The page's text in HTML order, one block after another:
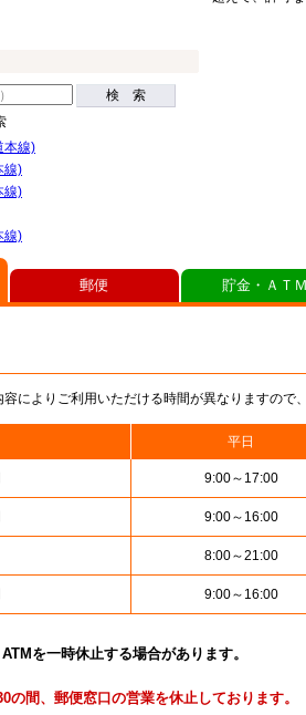
検 索
本線)
線)
線)
線)
によりご利用いただける時間が異なりますので
平日
9:00～17:00
9:00～16:00
8:00～21:00
9:00～16:00
を一時休止する場合があります。
の間、郵便窓口の営業を休止しております。
郵便 貯金・ＡＴ